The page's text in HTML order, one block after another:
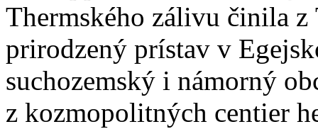
Thermského zálivu činila
prirodzený prístav v
suchozemský i námorný
z kozmopolitných centier